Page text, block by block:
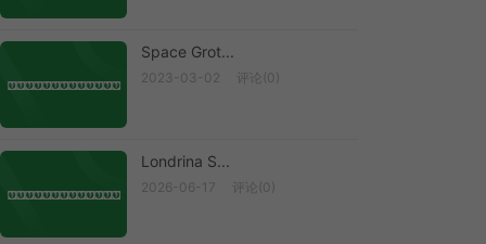
Space Grot...
Space Grot...
2023-03-02 评论(0)
Londrina S...
Londrina S...
2026-06-17 评论(0)